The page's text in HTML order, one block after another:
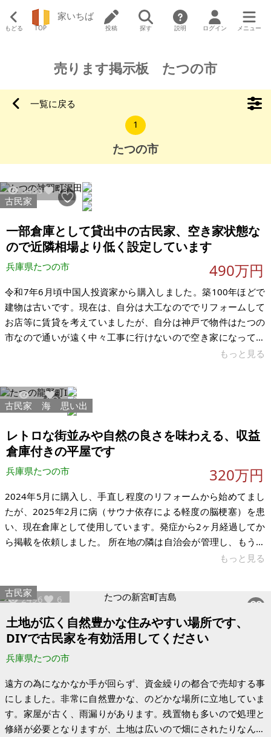
もどる TOP
家いちば
投稿 探す 説明 ログイン メニュー
売ります掲示板 たつの市
一覧に戻る
1
たつの市
3438
13
古民家
一部倉庫として貸出中の古民家、空き家状態な
ので近隣相場より低く設定しています
兵庫県たつの市 490万円
令和7年6月頃中国人投資家から購入しました。築100年ほどで
建物は古いです。現在は、自分は大工なのででリフォームして
お店等に賃貸を考えていましたが、自分は神戸で物件はたつの
市なので通いが遠く中々工事に行けないので空き家になってま
す。価格は近くの同じ様な大きい一軒家が4,500万円とありま
として月2万円で貸しています。家賃収入もあります。一部母屋
に雨漏りがありますが、補修程度で修繕できます。現在前面道
路まで下水道は来ています。今は汲み取り式のトイレです。
【物件概要】※古屋付土地
もっと見る
17756 67
古民家 海 思い出
レトロな街並みや自然の良さを味わえる、収益
倉庫付きの平屋です
兵庫県たつの市 320万円
2024年5月に購入し、手直し程度のリフォームから始めてまし
たが、2025年2月に病（サウナ依存による軽度の脳梗塞）を患
い、現在倉庫として使用しています。発症から2ヶ月経過してか
ら掲載を依頼しました。 所在地の隣は自治会が管理し、もう片
方の隣は遠方に住んでおり、両方とも普段は空き家の状態で
ラスになる可能性があります。不必要でしたら197㎡程のまま
でも可能です。 活用方法としては介護施設や民泊に寮等が挙げ
られます。個人でお住まいも可能です。室内でギターを弾いた
り、庭でBBQをしてもクレームはありませんでした。 現在、敷
地内の倉庫
もっと見る
2496 6
古民家
土地が広く自然豊かな住みやすい場所です、
DIYで古民家を有効活用してください
兵庫県たつの市
遠方の為になかなか手が回らず、資金繰りの都合で売却する事
にしました。非常に自然豊かな、のどかな場所に立地していま
す。家屋が古く、雨漏りがあります。残置物も多いので処理と
修繕が必要となりますが、土地は広いので畑にされたりなんら